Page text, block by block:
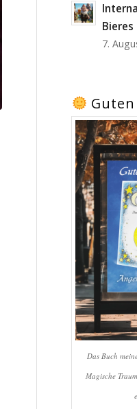
Bieres
7.
Das Buch
Magische